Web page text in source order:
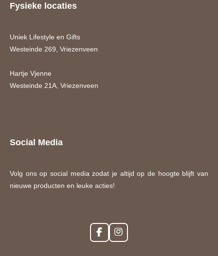
Fysieke locaties
Uniek Lifestyle en Gifts
Westeinde 269, Vriezenveen
Hartje Vjenne
Westeinde 21A, Vriezenveen
Social Media
Volg ons op social media zodat je altijd op de hoogte blijft van
nieuwe producten en leuke acties!
F
a
I
n